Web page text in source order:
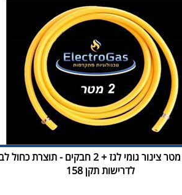
קיט 2 מטר צינור גומי לגז + 2 חבקים - תוצרת כחול
לדרישות תקן 158